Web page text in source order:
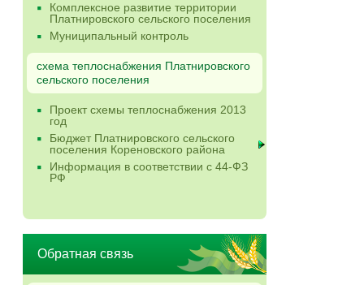
Комплексное развитие территории
Платнировского сельского поселения
Муниципальный контроль
схема теплоснабжения Платнировского
сельского поселения
Проект схемы теплоснабжения 2013
год
Бюджет Платнировского сельского
поселения Кореновского района
Информация в соответствии с 44-ФЗ
РФ
Обратная связь